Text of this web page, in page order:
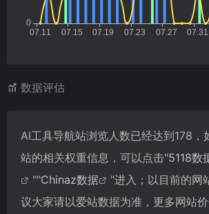
数据评估
AI工具导航站浏览人数已经达到178，
站的相关权重信息，可以点击"5118数
""Chinaz数据
"进入；以目前的网
议大家请以爱站数据为准，更多网站价